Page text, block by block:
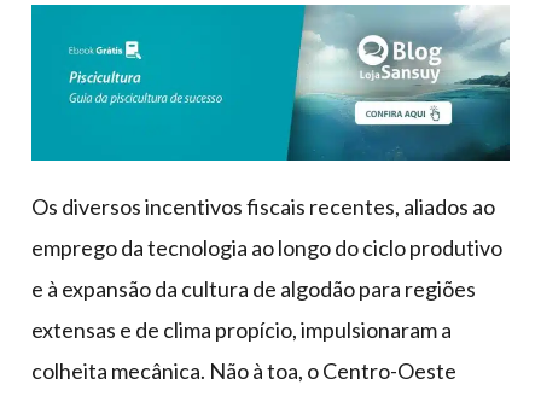
Os diversos incentivos fiscais recentes, aliados ao
emprego da tecnologia ao longo do ciclo produtivo
e à expansão da cultura de algodão para regiões
extensas e de clima propício, impulsionaram a
colheita mecânica. Não à toa, o Centro-Oeste